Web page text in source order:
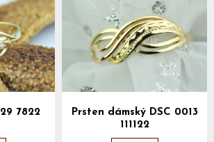
7822
Prsten dámský DSC 0013
111122